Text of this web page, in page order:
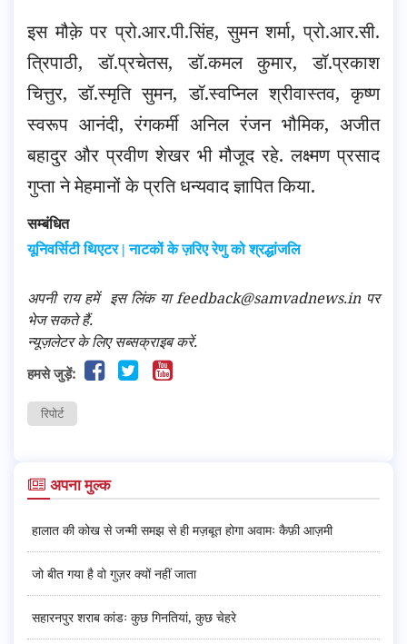
इस मौक़े पर प्रो.आर.पी.सिंह, सुमन शर्मा, प्रो.आर.सी.
त्रिपाठी, डॉ.प्रचेतस, डॉ.कमल कुमार, डॉ.प्रकाश
चित्तुर, डॉ.स्मृति सुमन, डॉ.स्वप्निल श्रीवास्तव, कृष्ण
स्वरूप आनंदी, रंगकर्मी अनिल रंजन भौमिक, अजीत
बहादुर और प्रवीण शेखर भी मौजूद रहे. लक्ष्मण प्रसाद
गुप्ता ने मेहमानों के प्रति धन्यवाद ज्ञापित किया.
सम्बंधित
यूनिवर्सिटी थिएटर | नाटकों के ज़रिए रेणु को श्रद्धांजलि
अपनी राय हमें इस लिंक या feedback@samvadnews.in पर
भेज सकते हैं.
न्यूज़लेटर के लिए सब्सक्राइब करें.
हमसे जुड़ें:
रिपोर्ट
अपना मुल्क
हालात की कोख से जन्मी समझ से ही मज़बूत होगा अवामः कैफ़ी आज़मी
जो बीत गया है वो गुज़र क्यों नहीं जाता
सहारनपुर शराब कांडः कुछ गिनतियां, कुछ चेहरे